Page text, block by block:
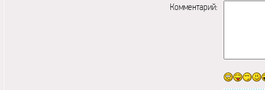
Комментарий: